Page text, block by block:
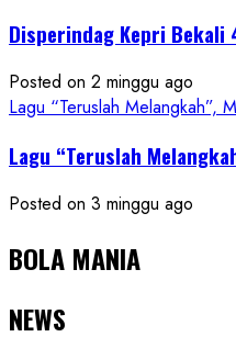
Disperindag Kepri Bekali
Posted on 2 minggu ago
Lagu “Teruslah Melangkah”,
Lagu “Teruslah
Posted on 3 minggu ago
BOLA MANIA
NEWS